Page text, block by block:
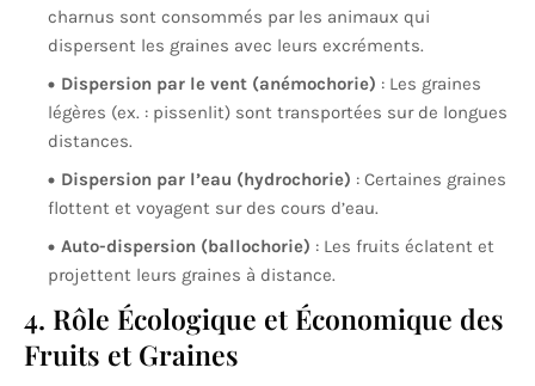
charnus sont consommés par les animaux qui
dispersent les graines avec leurs excréments.
Dispersion par le vent (anémochorie) : Les graines
légères (ex. : pissenlit) sont transportées sur de longues
distances.
Dispersion par l’eau (hydrochorie) : Certaines graines
flottent et voyagent sur des cours d’eau.
Auto-dispersion (ballochorie) : Les fruits éclatent et
projettent leurs graines à distance.
4. Rôle Écologique et Économique des
Fruits et Graines